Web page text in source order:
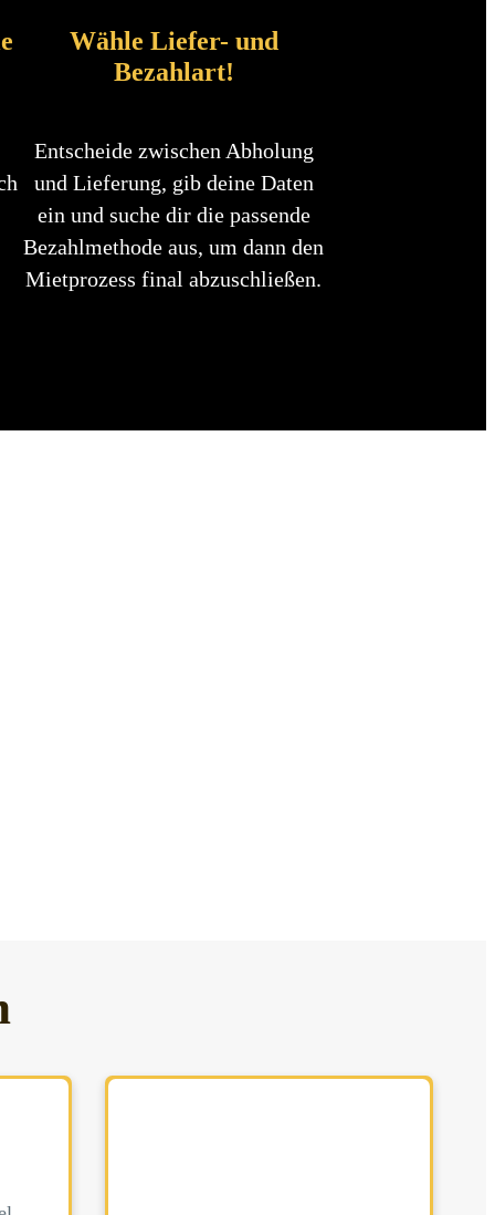
Wähle Liefer- und
Bezahlart!
Entscheide zwischen Abholung
und Lieferung, gib deine Daten
ein und suche dir die passende
Bezahlmethode aus, um dann den
Mietprozess final abzuschließen.